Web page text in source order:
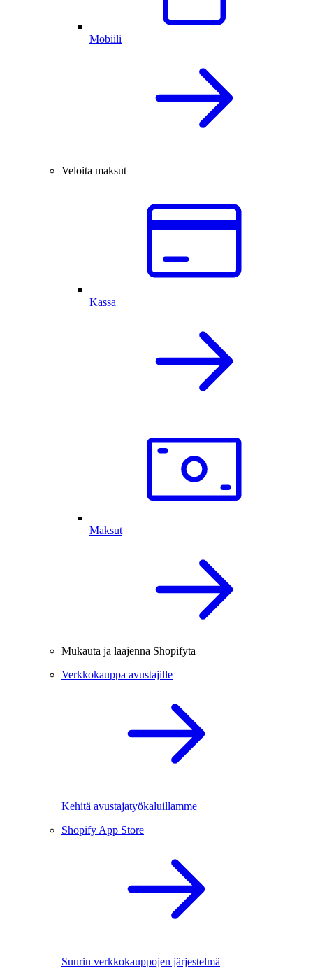
Mobiili
Veloita maksut
Kassa
Maksut
Mukauta ja laajenna Shopifyta
Verkkokauppa avustajille
Kehitä avustajatyökaluillamme
Shopify App Store
Suurin verkkokauppojen järjestelmä